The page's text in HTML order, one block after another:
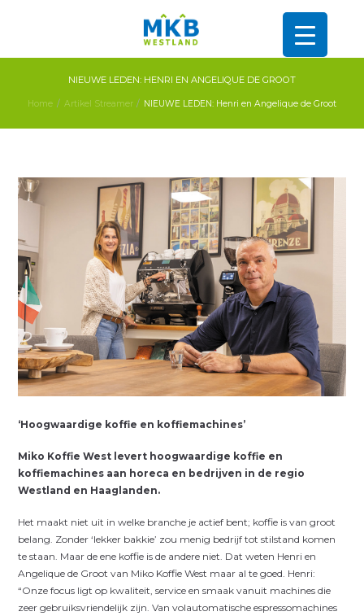
NIEUWE LEDEN: HENRI EN ANGELIQUE DE GROOT
Home Artikel Streamer NIEUWE LEDEN: Henri en Angelique de Groot
‘Hoogwaardige koffie en koffiemachines’
Miko Koffie West levert hoogwaardige koffie en
koffiemachines aan horeca en bedrijven in de regio
Westland en Haaglanden.
Het maakt niet uit in welke branche je actief bent; koffie is van groot
belang. Zonder ‘lekker bakkie’ zou menig bedrijf tot stilstand komen
te staan. Maar de ene koffie is de andere niet. Dat weten Henri en
Angelique de Groot van Miko Koffie West maar al te goed. Henri:
“Onze focus ligt op kwaliteit, service en smaak vanuit machines die
zeer gebruiksvriendelijk zijn. Van volautomatische espressomachines